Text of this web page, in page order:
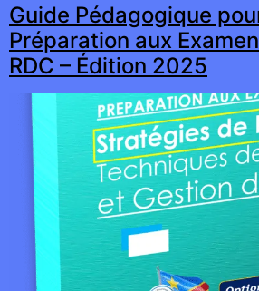
Guide Pédagogique
Préparation aux
RDC – Édition 2025